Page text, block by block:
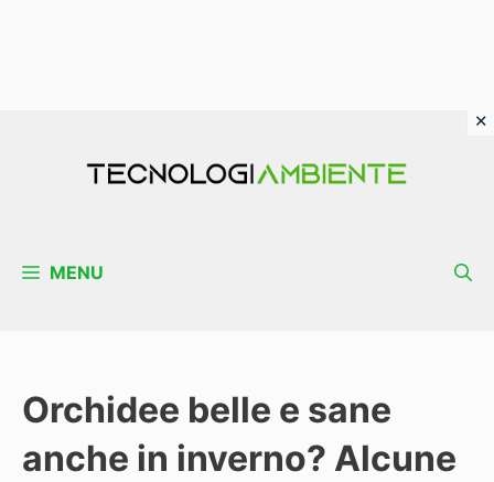
MENU
Orchidee belle e sane
anche in inverno? Alcune